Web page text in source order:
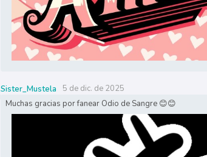
Sister_Mustela
5 de dic. de 2025
Muchas gracias por fanear Odio de Sangre 😊😊